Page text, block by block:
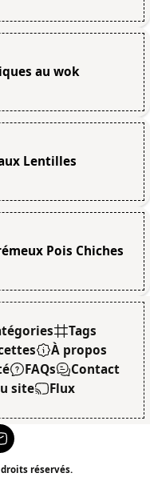
au wok
Lentilles
Pois Chiches
Tags
À propos
FAQs
Contact
site Flux
droits réservés.